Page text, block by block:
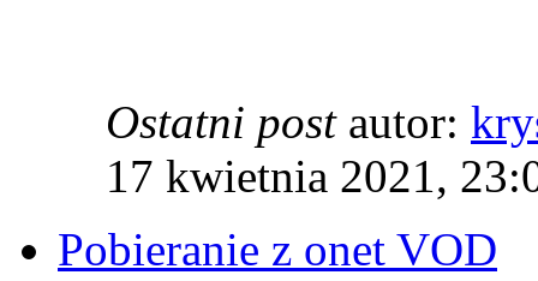
Ostatni post autor:
17 kwietnia 2021,
Pobieranie z onet VOD